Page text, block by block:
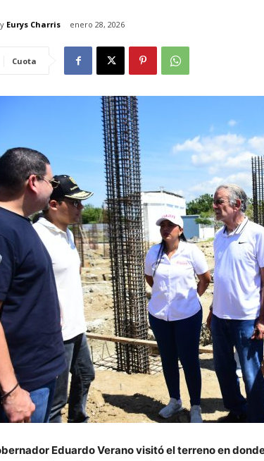
Eurys Charris enero 28, 2026
Cuota
Eduardo Verano visitó el terreno en